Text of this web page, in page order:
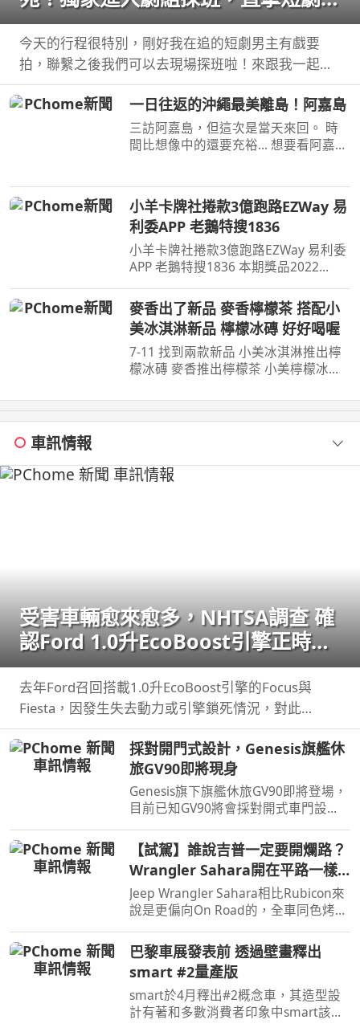
主定妝現場！哪哪麻
今天的行程很特別，剛好我在追的短劇男主有戲要
拍，聯繫之後我們可以去現場探班啦！來跟我一起看
看，螢幕上的霸總私底下是 ...
一日往返的沖繩最美離島！阿嘉島
三訪阿嘉島，但這次是當天來回。 時
間比想像中的還要充裕... 想要看阿嘉島
小羊卡牌社捲款3億跑路EZWay 易
利委APP 老鵝特搜1836
小羊卡牌社捲款3億跑路EZWay 易利委
APP 老鵝特搜1836 本期獎品2022
日 ...
麥香出了新品 麥香檸檬茶 搭配小
美冰淇淋新品 檸檬冰磚 好好喝喔
7-11 找到兩款新品 小美冰淇淋推出檸
檬冰磚 麥香推出檸檬茶 小美檸檬冰磚
香味 但喝起來不酸 ...
車訊情報
受害車輛愈來愈多，NHTSA調查 確
認Ford 1.0升EcoBoost引擎正時皮
帶會產生碎屑導致引擎鎖死
去年Ford召回搭載1.0升EcoBoost引擎的Focus與
Fiesta，因發生失去動力或引擎鎖死情況，對此
NHTSA也進入調查，之後甚至還擴大範圍和技術工程
分析，如今則確認原因了。採對開門式設計，Genesis旗艦休
旅GV90即將現身
Genesis旗下旗艦休旅GV90即將登場，
目前已知GV90將會採對開式車門設
計，而動力部分預計將會純電系統。
【試駕】誰說吉普一定要開爛路？
Wrangler Sahara開在平路一樣
順！
Jeep Wrangler Sahara相比Rubicon來
說是更偏向On Road的，全車同色烤
不表示Sahara的越野能力就比較弱，
絕大多數的越野路面Sahara還是可以
輕鬆通過，但就跟標題講的一樣…
巴黎車展發表前 透過壁畫釋出
smart #2量產版
smart於4月釋出#2概念車，其造型設
計有著和多數消費者印象中smart該有